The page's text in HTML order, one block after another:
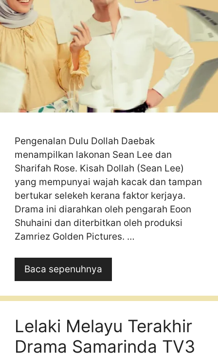
Pengenalan Dulu Dollah Daebak
menampilkan lakonan Sean Lee dan
Sharifah Rose. Kisah Dollah (Sean Lee)
yang mempunyai wajah kacak dan tampan
bertukar selekeh kerana faktor kerjaya.
Drama ini diarahkan oleh pengarah Eoon
Shuhaini dan diterbitkan oleh produksi
Zamriez Golden Pictures. …
Baca sepenuhnya
Lelaki Melayu Terakhir
Drama Samarinda TV3